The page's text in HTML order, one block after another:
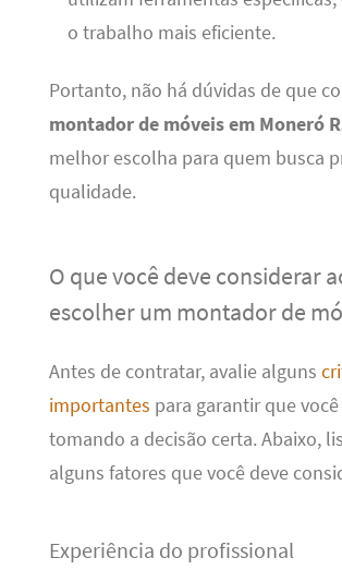
o trabalho mais eficiente.
Portanto, não há dúvidas de que
montador de móveis em Moneró
melhor escolha para quem busca
qualidade.
O que você deve considerar
escolher um montador de
Antes de contratar, avalie alguns
importantes para garantir que
tomando a decisão certa. Abaixo,
alguns fatores que você deve
Experiência do profissional